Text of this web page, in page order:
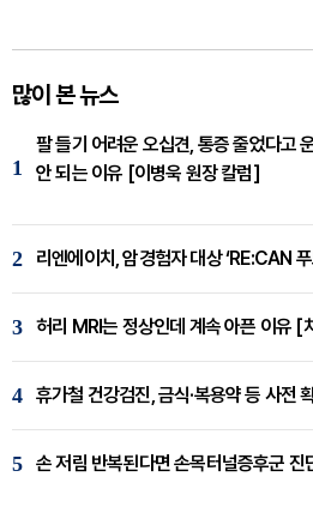
많이 본 뉴스
1
팔 들기 어려운 오십견, 통증 줄었다고
안 되는 이유 [이병욱 원장 칼럼]
2 리엔에이치, 암경험자 대상 ‘RE:CAN
3 허리 MRI는 정상인데 계속 아픈 이유 [
4 휴가철 건강검진, 금식·복용약 등 사전
5